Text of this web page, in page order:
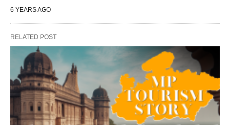
6 YEARS AGO
RELATED POST